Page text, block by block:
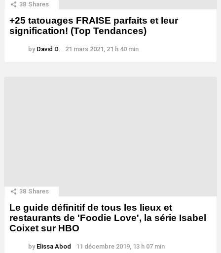
38 Shares
+25 tatouages ​​FRAISE parfaits et leur
signification! (Top Tendances)
by David D. 21 mars 2021, 21 h 40 min
38 Shares
Le guide définitif de tous les lieux et
restaurants de 'Foodie Love', la série Isabel
Coixet sur HBO
by Elissa Abod 11 décembre 2019, 13 h 07 min